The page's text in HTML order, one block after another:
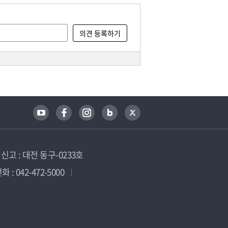
고 : 대전 동구-0233호
: 042-472-5000